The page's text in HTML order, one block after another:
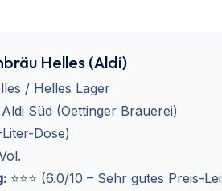
Helles (Aldi)
/ Helles Lager
Süd (Oettinger Brauerei)
Dose)
⭐⭐⭐ (6.0/10 – Sehr gutes Preis-